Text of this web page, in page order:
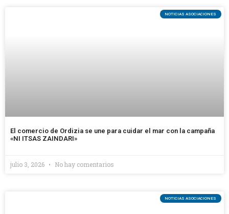
NOTICIAS ASOCIACIONES
El comercio de Ordizia se une para cuidar el mar con la campaña
«NI ITSAS ZAINDARI»
julio 3, 2026 No hay comentarios
NOTICIAS ASOCIACIONES